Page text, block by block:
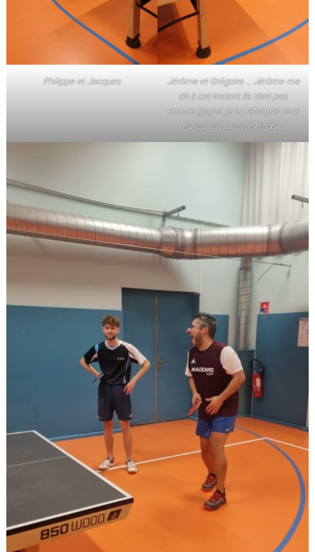
Philippe et Jacques Jérôme et Grégoire… Jérôme me
dit à cet instant Ils n’ont pas
encore gagné, je lui rétorque vous
n’avez pas encore perdu …